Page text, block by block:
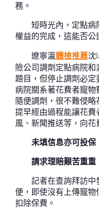
務。
短時光內，定點病
權益的完成，這能否公
遼寧瀛體檢推薦沈
險公司調劑定點病院
題目，但停止調劑必定
病院關系著花費者寵
隨便調劑，很不難侵
提早經由過程能讓花
風、新聞推送等，向花
未填信息亦可投保
請求理賠艱苦重重
記者在查詢拜訪中
便，即使沒有上傳寵
扣除保費。